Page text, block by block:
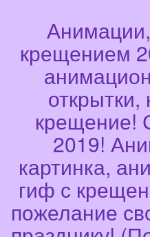
крещением
открытки,
крещение!
2019!
картинка,
гиф с
пожелание